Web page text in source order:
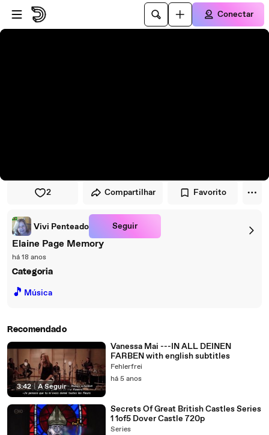
Pular para o player
Ir para o conteúdo principal
Conectar
2 Compartilhar Favorito
Vivi Penteado Seguir
Elaine Page Memory
há 18 anos
Categoria
🎵 Música
Recomendado
3:42 | A Seguir
Vanessa Mai ---IN ALL DEINEN
FARBEN with english subtitles
Fehlerfrei
há 5 anos
Secrets Of Great British Castles Series
1 1of5 Dover Castle 720p
Series